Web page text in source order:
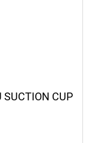
SUCTION CUP